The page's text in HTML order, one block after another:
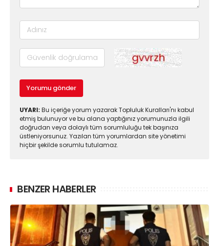
Yorumu gönder
UYARI: Bu içeriğe yorum yazarak Topluluk Kuralları'nı kabul
etmiş bulunuyor ve bu alana yaptığınız yorumunuzla ilgili
doğrudan veya dolaylı tüm sorumluluğu tek başınıza
üstleniyorsunuz. Yazılan tüm yorumlardan site yönetimi
hiçbir şekilde sorumlu tutulamaz.
BENZER HABERLER